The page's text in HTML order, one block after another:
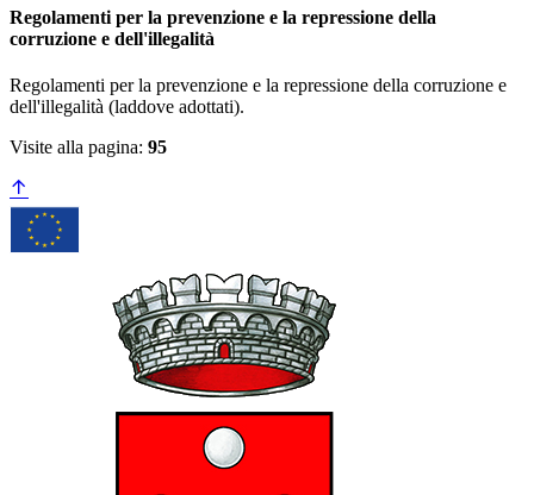
Regolamenti per la prevenzione e la repressione della
corruzione e dell'illegalità
Regolamenti per la prevenzione e la repressione della corruzione e
dell'illegalità (laddove adottati).
Visite alla pagina: 95